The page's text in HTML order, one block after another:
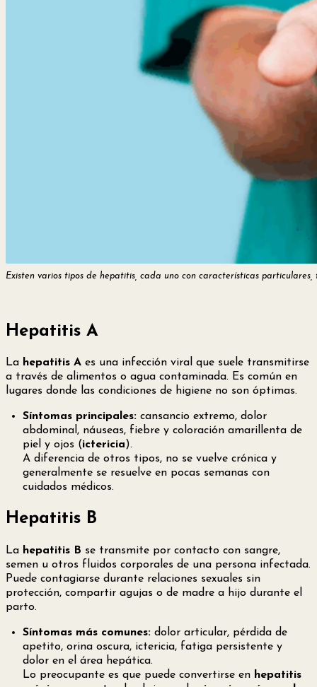
Existen varios tipos de hepatitis, cada uno con características
Hepatitis A
La hepatitis A es una infección viral que suele transmitirse
a través de alimentos o agua contaminada. Es común en
lugares donde las condiciones de higiene no son óptimas.
Síntomas principales: cansancio extremo, dolor
abdominal, náuseas, fiebre y coloración amarillenta de
piel y ojos (ictericia).
A diferencia de otros tipos, no se vuelve crónica y
generalmente se resuelve en pocas semanas con
cuidados médicos.
Hepatitis B
La hepatitis B se transmite por contacto con sangre,
semen u otros fluidos corporales de una persona infectada.
Puede contagiarse durante relaciones sexuales sin
protección, compartir agujas o de madre a hijo durante el
parto.
Síntomas más comunes: dolor articular, pérdida de
apetito, orina oscura, ictericia, fatiga persistente y
dolor en el área hepática.
Lo preocupante es que puede convertirse en hepatitis